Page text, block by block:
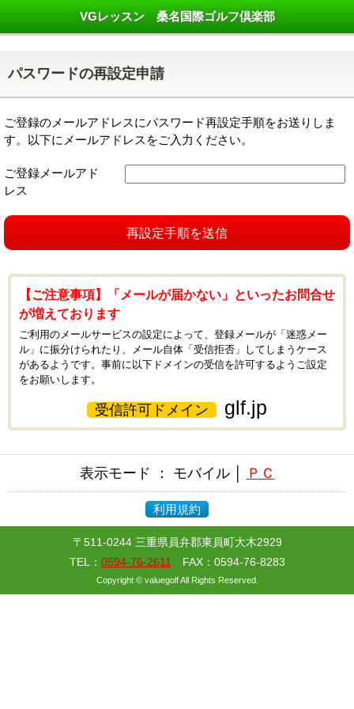
VGレッスン 桑名国際ゴルフ倶楽部
パスワードの再設定申請
ご登録のメールアドレスにパスワード再設定手順をお送りしま
す。以下にメールアドレスをご入力ください。
ご登録メールアド
レス
再設定手順を送信
【ご注意事項】「メールが届かない」といったお問合せ
が増えております
ご利用のメールサービスの設定によって、登録メールが「迷惑メー
ル」に振分けられたり、メール自体「受信拒否」してしまうケース
があるようです。事前に以下ドメインの受信を許可するようご設定
をお願いします。
受信許可ドメイン glf.jp
表示モード ： モバイル │ ＰＣ
利用規約
〒511-0244 三重県員弁郡東員町大木2929
TEL： 0594-76-2611 FAX：0594-76-8283
Copyright © valuegolf All Rights Reserved.